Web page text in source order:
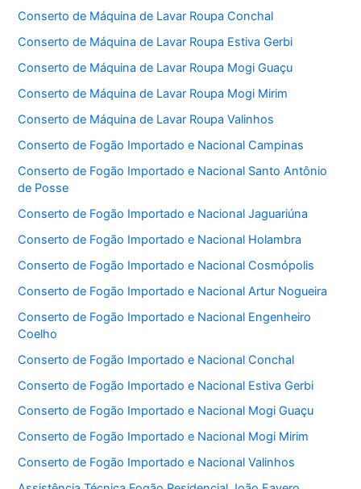
Conserto de Máquina de Lavar Roupa Conchal
Conserto de Máquina de Lavar Roupa Estiva Gerbi
Conserto de Máquina de Lavar Roupa Mogi Guaçu
Conserto de Máquina de Lavar Roupa Mogi Mirim
Conserto de Máquina de Lavar Roupa Valinhos
Conserto de Fogão Importado e Nacional Campinas
Conserto de Fogão Importado e Nacional Santo Antônio
de Posse
Conserto de Fogão Importado e Nacional Jaguariúna
Conserto de Fogão Importado e Nacional Holambra
Conserto de Fogão Importado e Nacional Cosmópolis
Conserto de Fogão Importado e Nacional Artur Nogueira
Conserto de Fogão Importado e Nacional Engenheiro
Coelho
Conserto de Fogão Importado e Nacional Conchal
Conserto de Fogão Importado e Nacional Estiva Gerbi
Conserto de Fogão Importado e Nacional Mogi Guaçu
Conserto de Fogão Importado e Nacional Mogi Mirim
Conserto de Fogão Importado e Nacional Valinhos